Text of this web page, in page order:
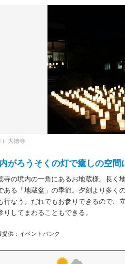
）大徳寺
がろうそくの灯で癒しの空間
寺の境内の一角にあるお地蔵様。長く
ある「地蔵盆」の季節。夕刻より多く
行なう。だれでもお参りできるので、
りしてまわることもできる。
提供：イベントバンク